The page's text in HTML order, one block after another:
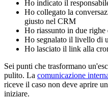
Ho indicato il
Ho collegato la
giusto nel CRM
Ho riassunto in due righe
Ho segnalato il livello di
Ho lasciato il link alla
Sei punti che trasformano
pulito. La comunicazione
riceve il caso non deve aprire
iniziare.